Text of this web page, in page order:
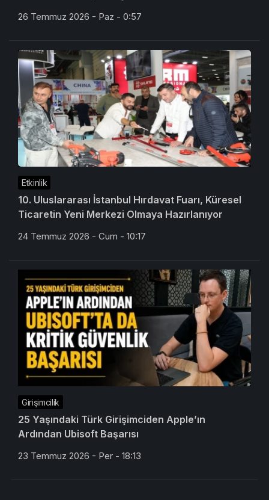
Etkinlik
10. Uluslararası İstanbul Hırdavat Fuarı, Küresel
Ticaretin Yeni Merkezi Olmaya Hazırlanıyor
24 Temmuz 2026 - Cum - 10:17
Girişimcilik
25 Yaşındaki Türk Girişimciden Apple’ın
Ardından Ubisoft Başarısı
23 Temmuz 2026 - Per - 18:13